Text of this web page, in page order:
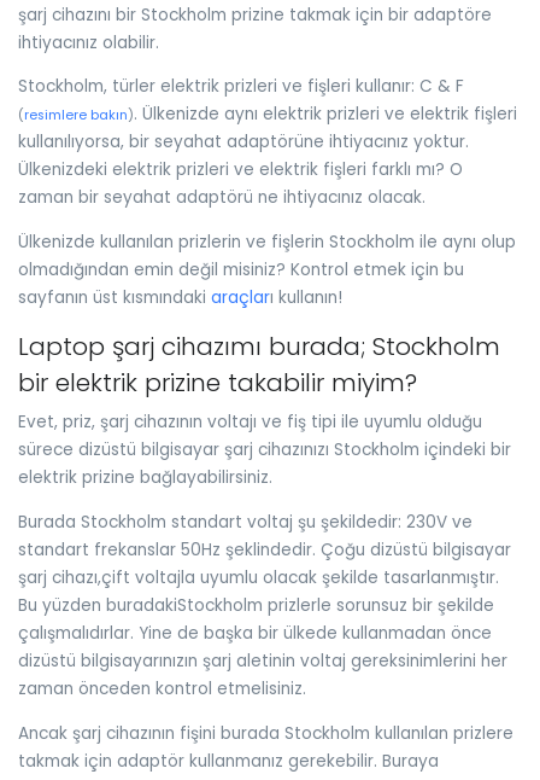
şarj cihazını bir Stockholm prizine takmak için bir adaptöre
ihtiyacınız olabilir.
Stockholm, türler elektrik prizleri ve fişleri kullanır: C & F
(resimlere bakın). Ülkenizde aynı elektrik prizleri ve elektrik fişleri
kullanılıyorsa, bir seyahat adaptörüne ihtiyacınız yoktur.
Ülkenizdeki elektrik prizleri ve elektrik fişleri farklı mı? O
zaman bir seyahat adaptörü ne ihtiyacınız olacak.
Ülkenizde kullanılan prizlerin ve fişlerin Stockholm ile aynı olup
olmadığından emin değil misiniz? Kontrol etmek için bu
sayfanın üst kısmındaki araçları kullanın!
Laptop şarj cihazımı burada; Stockholm
bir elektrik prizine takabilir miyim?
Evet, priz, şarj cihazının voltajı ve fiş tipi ile uyumlu olduğu
sürece dizüstü bilgisayar şarj cihazınızı Stockholm içindeki bir
elektrik prizine bağlayabilirsiniz.
Burada Stockholm standart voltaj şu şekildedir: 230V ve
standart frekanslar 50Hz şeklindedir. Çoğu dizüstü bilgisayar
şarj cihazı,çift voltajla uyumlu olacak şekilde tasarlanmıştır.
Bu yüzden buradakiStockholm prizlerle sorunsuz bir şekilde
çalışmalıdırlar. Yine de başka bir ülkede kullanmadan önce
dizüstü bilgisayarınızın şarj aletinin voltaj gereksinimlerini her
zaman önceden kontrol etmelisiniz.
Ancak şarj cihazının fişini burada Stockholm kullanılan prizlere
takmak için adaptör kullanmanız gerekebilir. Buraya